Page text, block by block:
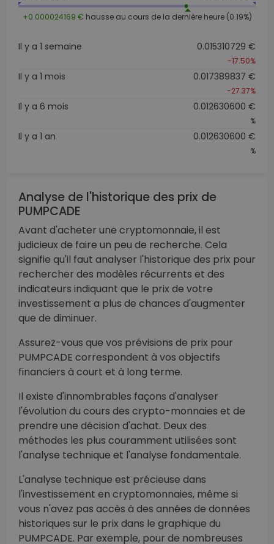
+0.000024169 € hausse au cours de la dernière heure (0.19%)
Il y a 1 semaine 0.015310729 €
-17.50%
Il y a 1 mois 0.017389837 €
-27.37%
Il y a 6 mois 0.012630600 €
%
Il y a 1 an 0.012630600 €
%
Analyse de l'historique des prix de
PUMPCADE
Avant d'acheter une cryptomonnaie, il est
judicieux de faire un peu de recherche. Cela
signifie qu'il faut analyser l'historique des prix pour
rechercher des modèles récurrents et des
indicateurs indiquant que le prix de votre
investissement a plus de chances d'augmenter
que de diminuer.
Assurez-vous que vos prévisions de prix pour
PUMPCADE correspondent à vos objectifs
financiers à court et à long terme.
Il existe d'innombrables façons d'analyser
l'évolution du cours des crypto-monnaies et de
prendre une décision d'achat. Deux des
méthodes les plus couramment utilisées sont
l'analyse technique et l'analyse fondamentale.
L'analyse technique est précieuse dans
l'investissement en cryptomonnaies, même si
vous n'avez pas accès à des années de données
historiques sur le prix dans le graphique du
PUMPCADE. Par exemple, pour de nombreuses